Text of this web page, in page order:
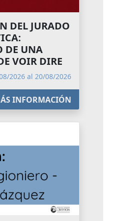
DEL JURADO
DE UNA
VOIR DIRE
2026 al 20/08/2026
INFORMACIÓN